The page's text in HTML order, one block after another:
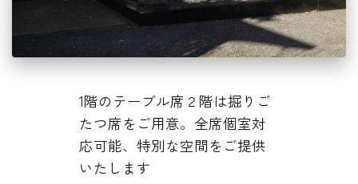
1階のテーブル席２階は掘りご
たつ席をご用意。全席個室対
応可能、特別な空間をご提供
いたします